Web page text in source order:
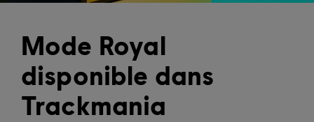
Mode Royal
disponible dans
Trackmania